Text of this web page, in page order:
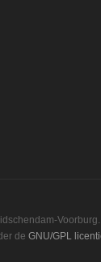
de GNU/GPL